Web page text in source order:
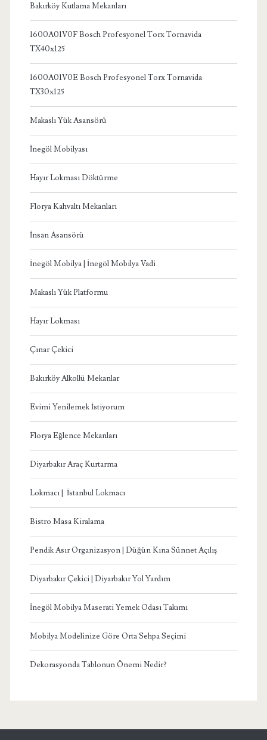
Bakırköy Kutlama Mekanları
1600A01V0F Bosch Profesyonel Torx Tornavida
TX40x125
1600A01V0E Bosch Profesyonel Torx Tornavida
TX30x125
Makaslı Yük Asansörü
İnegöl Mobilyası
Hayır Lokması Döktürme
Florya Kahvaltı Mekanları
İnsan Asansörü
İnegöl Mobilya | İnegöl Mobilya Vadi
Makaslı Yük Platformu
Hayır Lokması
Çınar Çekici
Bakırköy Alkollü Mekanlar
Evimi Yenilemek İstiyorum
Florya Eğlence Mekanları
Diyarbakır Araç Kurtarma
Lokmacı | İstanbul Lokmacı
Bistro Masa Kiralama
Pendik Asır Organizasyon | Düğün Kına Sünnet Açılış
Diyarbakır Çekici | Diyarbakır Yol Yardım
İnegöl Mobilya Maserati Yemek Odası Takımı
Mobilya Modelinize Göre Orta Sehpa Seçimi
Dekorasyonda Tablonun Önemi Nedir?